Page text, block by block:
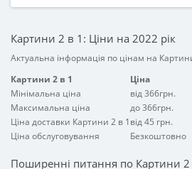
Цветы
Картини 2 в 1: Ціни на 2022 рік
Актуальна інформація по цінам на
Картини 2 в 1
Ціна
Мінімальна ціна
від 366грн.
Максимальна ціна
до 366грн.
Ціна доставки Картини 2 в 1від 45 грн.
Ціна обслуговування
Безкоштовно
Поширенні питання по Картини 2